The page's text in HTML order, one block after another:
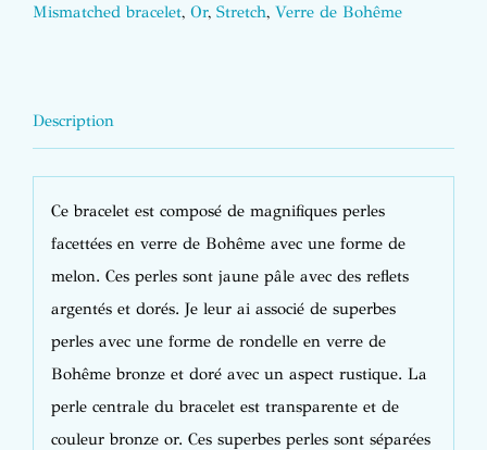
Mismatched bracelet, Or, Stretch, Verre de Bohême
Description
Ce bracelet est composé de magnifiques perles
facettées en verre de Bohême avec une forme de
melon. Ces perles sont jaune pâle avec des reflets
argentés et dorés. Je leur ai associé de superbes
perles avec une forme de rondelle en verre de
Bohême bronze et doré avec un aspect rustique. La
perle centrale du bracelet est transparente et de
couleur bronze or. Ces superbes perles sont séparées